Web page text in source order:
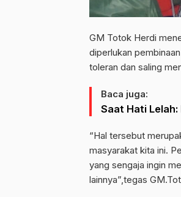
GM Totok Herdi
diperlukan
toleran dan saling
Baca juga:
Saat Hati Lelah:
“Hal tersebut
masyarakat kita ini.
yang sengaja ingin
lainnya”,tegas